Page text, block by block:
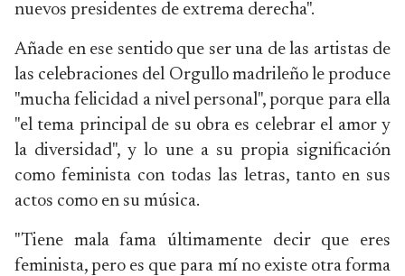
nuevos presidentes de extrema derecha".
Añade en ese sentido que ser una de las artistas de
las celebraciones del Orgullo madrileño le produce
"mucha felicidad a nivel personal", porque para ella
"el tema principal de su obra es celebrar el amor y
la diversidad", y lo une a su propia significación
como feminista con todas las letras, tanto en sus
actos como en su música.
"Tiene mala fama últimamente decir que eres
feminista, pero es que para mí no existe otra forma